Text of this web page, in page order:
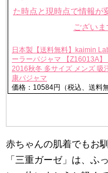
日本製【送料無料】kaimin
ーラーパジャマ 【Z16013A
2016秋冬 多サイズ メンズ 吸
康パジャマ
価格：10584円（税込、送料
赤ちゃんの肌着でもお
「三重ガーゼ」は、ふ